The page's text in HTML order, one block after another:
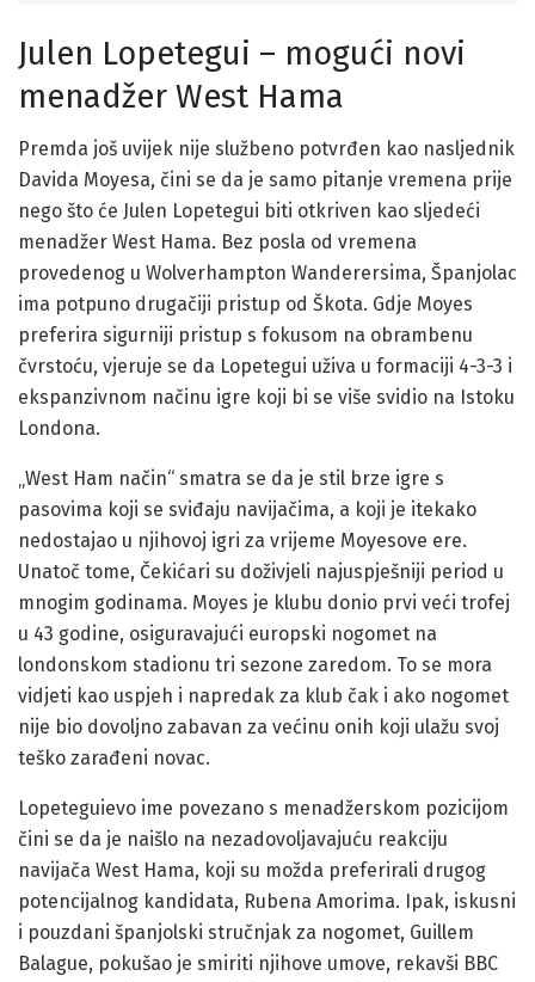
Julen Lopetegui – mogući novi
menadžer West Hama
Premda još uvijek nije službeno potvrđen kao nasljednik
Davida Moyesa, čini se da je samo pitanje vremena prije
nego što će Julen Lopetegui biti otkriven kao sljedeći
menadžer West Hama. Bez posla od vremena
provedenog u Wolverhampton Wanderersima, Španjolac
ima potpuno drugačiji pristup od Škota. Gdje Moyes
preferira sigurniji pristup s fokusom na obrambenu
čvrstoću, vjeruje se da Lopetegui uživa u formaciji 4-3-3 i
ekspanzivnom načinu igre koji bi se više svidio na Istoku
Londona.
„West Ham način“ smatra se da je stil brze igre s
pasovima koji se sviđaju navijačima, a koji je itekako
nedostajao u njihovoj igri za vrijeme Moyesove ere.
Unatoč tome, Čekićari su doživjeli najuspješniji period u
mnogim godinama. Moyes je klubu donio prvi veći trofej
u 43 godine, osiguravajući europski nogomet na
londonskom stadionu tri sezone zaredom. To se mora
vidjeti kao uspjeh i napredak za klub čak i ako nogomet
nije bio dovoljno zabavan za većinu onih koji ulažu svoj
teško zarađeni novac.
Lopeteguievo ime povezano s menadžerskom pozicijom
čini se da je naišlo na nezadovoljavajuću reakciju
navijača West Hama, koji su možda preferirali drugog
potencijalnog kandidata, Rubena Amorima. Ipak, iskusni
i pouzdani španjolski stručnjak za nogomet, Guillem
Balague, pokušao je smiriti njihove umove, rekavši BBC